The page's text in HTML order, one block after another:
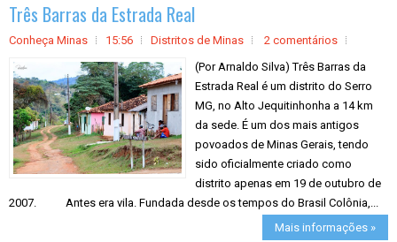
Três Barras da Estrada Real
Conheça Minas 15:56 Distritos de Minas
2 comentários
(Por Arnaldo Silva) Três Barras da
Estrada Real é um distrito do Serro
MG, no Alto Jequitinhonha a 14 km
da sede. É um dos mais antigos
povoados de Minas Gerais, tendo
sido oficialmente criado como
distrito apenas em 19 de outubro de
2007. Antes era vila. Fundada desde os tempos do Brasil Colônia,...
Mais informações »